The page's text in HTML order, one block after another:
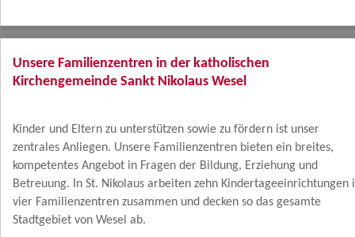
Unsere Familienzentren in der katholischen
Kirchengemeinde Sankt Nikolaus Wesel
Kinder und Eltern zu unterstützen sowie zu fördern ist unser
zentrales Anliegen. Unsere Familienzentren bieten ein breites,
kompetentes Angebot in Fragen der Bildung, Erziehung und
Betreuung. In St. Nikolaus arbeiten zehn Kindertageeinrichtungen
vier Familienzentren zusammen und decken so das gesamte
Stadtgebiet von Wesel ab.